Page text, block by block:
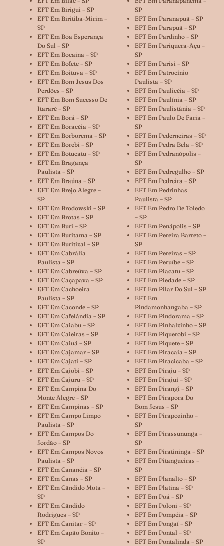
EFT Em Birigui – SP
EFT Em Biritiba-Mirim –
SP
EFT Em Boa Esperança
Do Sul – SP
EFT Em Bocaina – SP
EFT Em Bofete – SP
EFT Em Boituva – SP
EFT Em Bom Jesus Dos
Perdões – SP
EFT Em Bom Sucesso De
Itararé – SP
EFT Em Borá – SP
EFT Em Boracéia – SP
EFT Em Borborema – SP
EFT Em Borebi – SP
EFT Em Botucatu – SP
EFT Em Bragança
Paulista – SP
EFT Em Braúna – SP
EFT Em Brejo Alegre –
SP
EFT Em Brodowski – SP
EFT Em Brotas – SP
EFT Em Buri – SP
EFT Em Buritama – SP
EFT Em Buritizal – SP
EFT Em Cabrália
Paulista – SP
EFT Em Cabreúva – SP
EFT Em Caçapava – SP
EFT Em Cachoeira
Paulista – SP
EFT Em Caconde – SP
EFT Em Cafelândia – SP
EFT Em Caiabu – SP
EFT Em Caieiras – SP
EFT Em Caiuá – SP
EFT Em Cajamar – SP
EFT Em Cajati – SP
EFT Em Cajobi – SP
EFT Em Cajuru – SP
EFT Em Campina Do
Monte Alegre – SP
EFT Em Campinas – SP
EFT Em Campo Limpo
Paulista – SP
EFT Em Campos Do
Jordão – SP
EFT Em Campos Novos
Paulista – SP
EFT Em Cananéia – SP
EFT Em Canas – SP
EFT Em Cândido Mota –
SP
EFT Em Cândido
Rodrigues – SP
EFT Em Canitar – SP
EFT Em Capão Bonito –
SP
SP
EFT Em Paranapuã – SP
EFT Em Parapuã – SP
EFT Em Pardinho – SP
EFT Em Pariquera-Açu –
SP
EFT Em Parisi – SP
EFT Em Patrocínio
Paulista – SP
EFT Em Paulicéia – SP
EFT Em Paulínia – SP
EFT Em Paulistânia – SP
EFT Em Paulo De Faria –
SP
EFT Em Pederneiras – SP
EFT Em Pedra Bela – SP
EFT Em Pedranópolis –
SP
EFT Em Pedregulho – SP
EFT Em Pedreira – SP
EFT Em Pedrinhas
Paulista – SP
EFT Em Pedro De Toledo
– SP
EFT Em Penápolis – SP
EFT Em Pereira Barreto –
SP
EFT Em Pereiras – SP
EFT Em Peruíbe – SP
EFT Em Piacatu – SP
EFT Em Piedade – SP
EFT Em Pilar Do Sul – SP
EFT Em
Pindamonhangaba – SP
EFT Em Pindorama – SP
EFT Em Pinhalzinho – SP
EFT Em Piquerobi – SP
EFT Em Piquete – SP
EFT Em Piracaia – SP
EFT Em Piracicaba – SP
EFT Em Piraju – SP
EFT Em Pirajuí – SP
EFT Em Pirangi – SP
EFT Em Pirapora Do
Bom Jesus – SP
EFT Em Pirapozinho –
SP
EFT Em Pirassununga –
SP
EFT Em Piratininga – SP
EFT Em Pitangueiras –
SP
EFT Em Planalto – SP
EFT Em Platina – SP
EFT Em Poá – SP
EFT Em Poloni – SP
EFT Em Pompéia – SP
EFT Em Pongaí – SP
EFT Em Pontal – SP
EFT Em Pontalinda – SP